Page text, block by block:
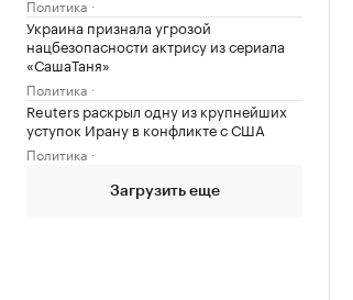
Политика
Украина признала угрозой
нацбезопасности актрису из сериала
«СашаТаня»
Политика
Reuters раскрыл одну из крупнейших
уступок Ирану в конфликте с США
Политика
Загрузить еще